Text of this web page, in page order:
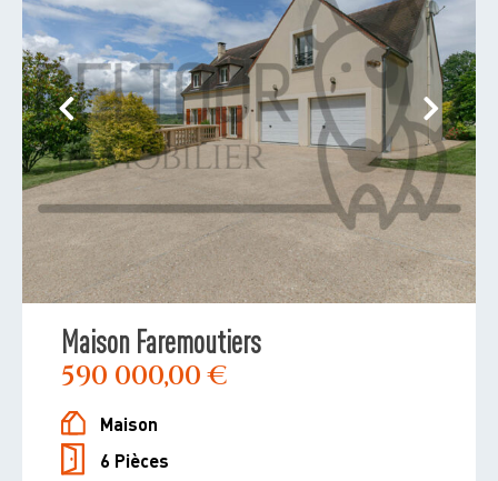
Maison Faremoutiers
590 000,00 €
Maison
6 Pièces